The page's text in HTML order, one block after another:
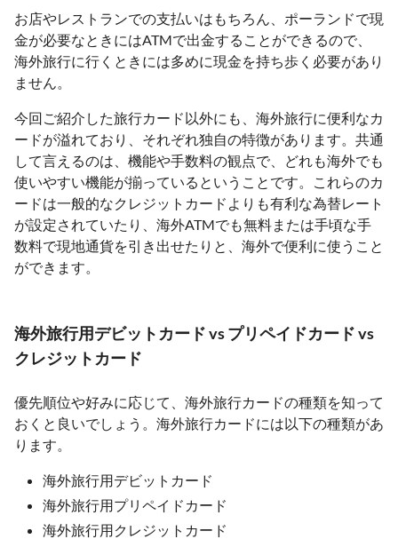
お店やレストランでの支払いはもちろん、ポーランドで現
金が必要なときにはATMで出金することができるので、
海外旅行に行くときには多めに現金を持ち歩く必要があり
ません。
今回ご紹介した旅行カード以外にも、海外旅行に便利なカ
ードが溢れており、それぞれ独自の特徴があります。共通
して言えるのは、機能や手数料の観点で、どれも海外でも
使いやすい機能が揃っているということです。これらのカ
ードは一般的なクレジットカードよりも有利な為替レート
が設定されていたり、海外ATMでも無料または手頃な手
数料で現地通貨を引き出せたりと、海外で便利に使うこと
ができます。
海外旅行用デビットカード vs プリペイドカード vs
クレジットカード
優先順位や好みに応じて、海外旅行カードの種類を知って
おくと良いでしょう。海外旅行カードには以下の種類があ
ります。
海外旅行用デビットカード
海外旅行用プリペイドカード
海外旅行用クレジットカード